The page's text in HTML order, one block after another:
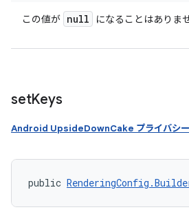
この値が null になることはありま
setKeys
Android UpsideDownCake プライバシー
public